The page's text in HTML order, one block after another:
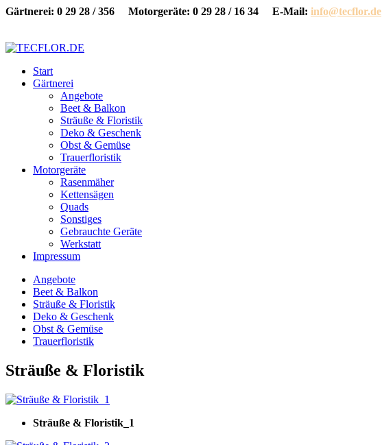
Gärtnerei: 0 29 28 / 356 Motorgeräte: 0 29 28 / 16 34 E-Mail: info@tecflor.de
Start
Gärtnerei
Angebote
Beet & Balkon
Sträuße & Floristik
Deko & Geschenk
Obst & Gemüse
Trauerfloristik
Motorgeräte
Rasenmäher
Kettensägen
Quads
Sonstiges
Gebrauchte Geräte
Werkstatt
Impressum
Angebote
Beet & Balkon
Sträuße & Floristik
Deko & Geschenk
Obst & Gemüse
Trauerfloristik
Sträuße & Floristik
Sträuße & Floristik_1